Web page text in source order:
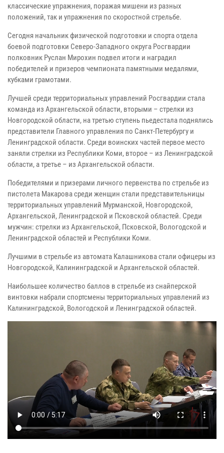
классические упражнения, поражая мишени из разных
положений, так и упражнения по скоростной стрельбе.
Сегодня начальник физической подготовки и спорта отдела
боевой подготовки Северо-Западного округа Росгвардии
полковник Руслан Мирохин подвел итоги и наградил
победителей и призеров чемпионата памятными медалями,
кубками грамотами.
Лучшей среди территориальных управлений Росгвардии стала
команда из Архангельской области, вторыми – стрелки из
Новгородской области, на третью ступень пьедестала поднялись
представители Главного управления по Санкт-Петербургу и
Ленинградской области. Среди воинских частей первое место
заняли стрелки из Республики Коми, второе – из Ленинградской
области, а третье – из Архангельской области.
Победителями и призерами личного первенства по стрельбе из
пистолета Макарова среди женщин стали представительницы
территориальных управлений Мурманской, Новгородской,
Архангельской, Ленинградской и Псковской областей. Среди
мужчин: стрелки из Архангельской, Псковской, Вологодской и
Ленинградской областей и Республики Коми.
Лучшими в стрельбе из автомата Калашникова стали офицеры из
Новгородской, Калининградской и Архангельской областей.
Наибольшее количество баллов в стрельбе из снайперской
винтовки набрали спортсмены территориальных управлений из
Калининградской, Вологодской и Ленинградской областей.